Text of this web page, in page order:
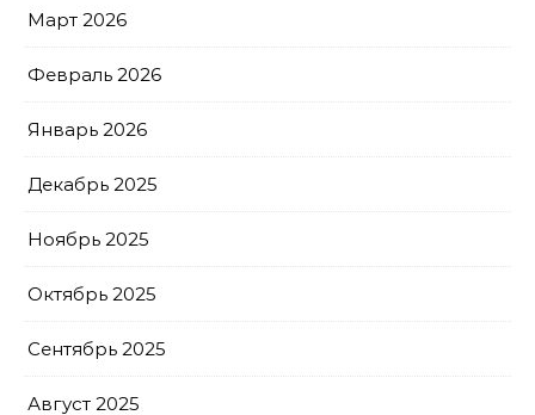
Март 2026
Февраль 2026
Январь 2026
Декабрь 2025
Ноябрь 2025
Октябрь 2025
Сентябрь 2025
Август 2025